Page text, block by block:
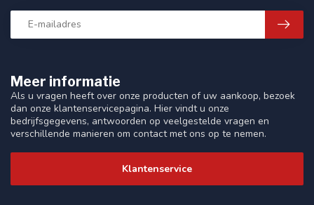
Meer informatie
Als u vragen heeft over onze producten of uw aankoop, bezoek
dan onze klantenservicepagina. Hier vindt u onze
bedrijfsgegevens, antwoorden op veelgestelde vragen en
verschillende manieren om contact met ons op te nemen.
Klantenservice